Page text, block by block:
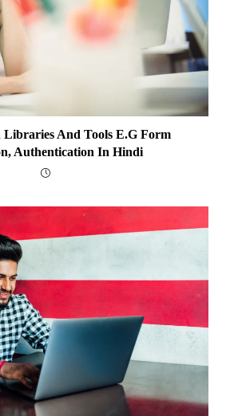
And Tools E.g Form
Authentication In Hindi